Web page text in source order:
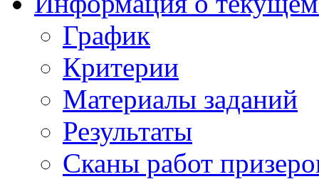
График
Критерии
Материалы заданий
Результаты
Сканы работ